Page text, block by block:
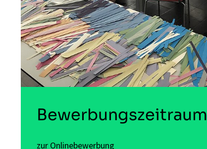
Bewerbungszeitraum
zur Onlinebewerbung